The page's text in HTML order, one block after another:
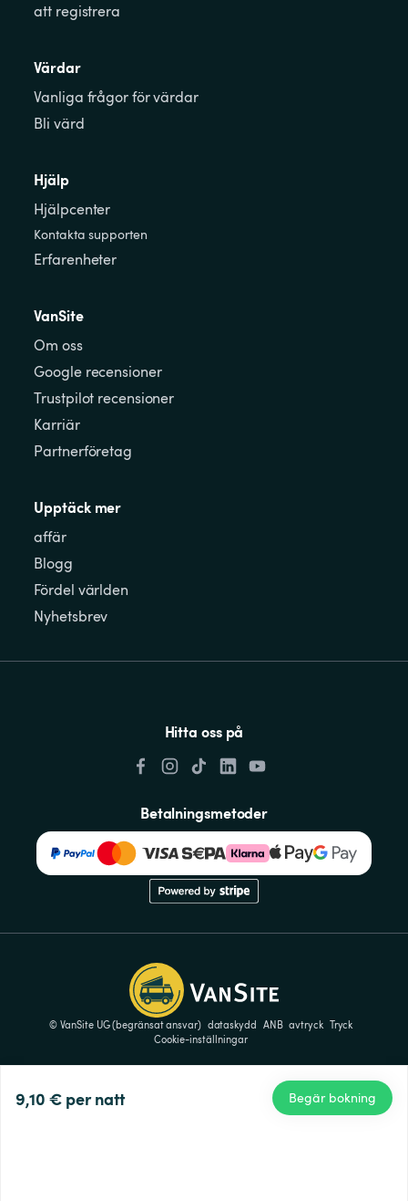
9,10 € per natt Begär bokning
att registrera
Värdar
Vanliga frågor för värdar
Bli värd
Hjälp
Hjälpcenter
Kontakta supporten
Erfarenheter
VanSite
Om oss
Google recensioner
Trustpilot recensioner
Karriär
Partnerföretag
Upptäck mer
affär
Blogg
Fördel världen
Nyhetsbrev
Hitta oss på
Betalningsmetoder
© VanSite UG (begränsat ansvar) dataskydd ANB avtryck Tryck
Cookie-inställningar